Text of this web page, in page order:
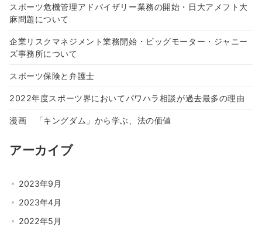
スポーツ危機管理アドバイザリー業務の開始・日大アメフト大
麻問題について
企業リスクマネジメント業務開始・ビッグモーター・ジャニー
ズ事務所について
スポーツ保険と弁護士
2022年度スポーツ界においてパワハラ相談が過去最多の理由
漫画 「キングダム」から学ぶ、法の価値
アーカイブ
2023年9月
2023年4月
2022年5月